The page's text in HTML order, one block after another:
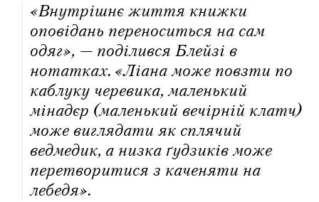
«Внутрішнє життя книжки
оповідань переноситься на сам
одяг», — поділився Блейзі в
нотатках. «Ліана може повзти по
каблуку черевика, маленький
мінадєр (маленький вечірній клатч)
може виглядати як сплячий
ведмедик, а низка ґудзиків може
перетворитися з каченяти на
лебедя».